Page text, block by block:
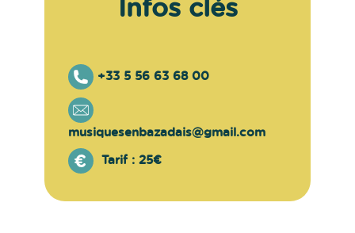
+33 5 56 63 68 00
musiquesenbazadais@gmail.com
Tarif : 25€